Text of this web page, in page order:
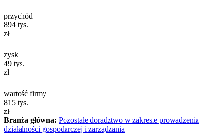
przychód
894 tys.
zł
zysk
49 tys.
zł
wartość firmy
815 tys.
zł
Branża główna: Pozostałe doradztwo w zakresie prowadzenia
działalności gospodarczej i zarządzania